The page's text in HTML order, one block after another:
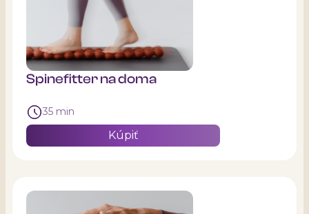
Spinefitter na doma
35 min
Kúpiť